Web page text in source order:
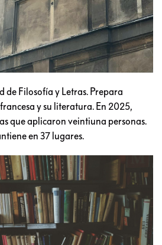
de Filosofía y Letras. Prepara
y su literatura. En 2025,
que aplicaron veintiuna personas.
en 37 lugares.